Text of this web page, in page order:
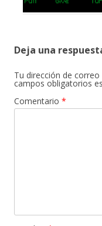
Deja una
Tu dirección de
campos obligatorios
Comentario *